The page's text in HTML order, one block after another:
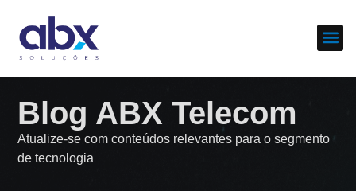
Blog ABX Telecom
Atualize-se com conteúdos relevantes para o segmento
de tecnologia